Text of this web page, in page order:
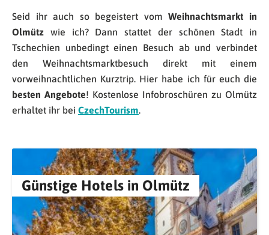
Seid ihr auch so begeistert vomWeihnachtsmarkt in
Olmütz wie ich? Dann stattet der schönen Stadt in
Tschechien unbedingt einen Besuch ab und verbindet
den Weihnachtsmarktbesuch direkt mit einem
vorweihnachtlichen Kurztrip. Hier habe ich für euch die
besten Angebote! Kostenlose Infobroschüren zu Olmütz
erhaltet ihr bei CzechTourism.
Günstige Hotels in Olmütz